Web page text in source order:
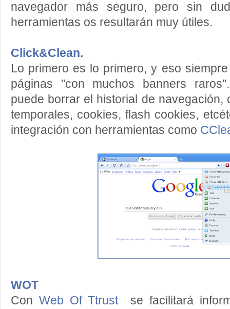
navegador más seguro, pero sin
herramientas os resultarán muy útiles.
Click&Clean.
Lo primero es lo primero, y eso
páginas "con muchos banners
puede borrar el historial de navegación,
temporales, cookies, flash cookies,
integración con herramientas como
WOT
Con Web Of Ttrustse facilitará